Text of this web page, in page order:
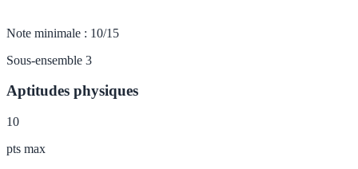
Note minimale : 10/15
Sous-ensemble 3
Aptitudes physiques
10
pts max